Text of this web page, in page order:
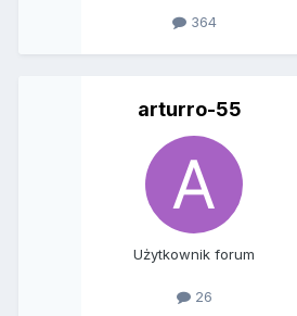
364
arturro-55
Użytkownik forum
26